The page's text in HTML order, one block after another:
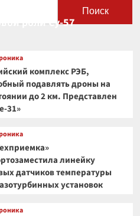
Поиск
роли Су-57
комплекс РЭБ,
подавлять дроны на
до 2 км. Представлен
31»
линейку
датчиков температуры
установок